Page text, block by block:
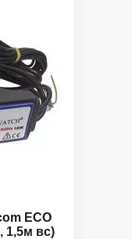
ECO
1,5м вс)